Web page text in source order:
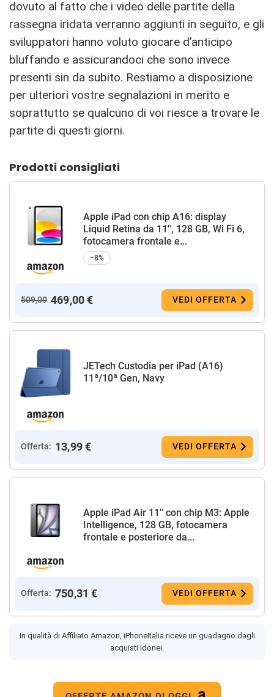
dovuto al fatto che i video delle partite della
rassegna iridata verranno aggiunti in seguito, e gli
sviluppatori hanno voluto giocare d’anticipo
bluffando e assicurandoci che sono invece
presenti sin da subito. Restiamo a disposizione
per ulteriori vostre segnalazioni in merito e
soprattutto se qualcuno di voi riesce a trovare le
partite di questi giorni.
Prodotti consigliati
Apple iPad con chip A16: display
Liquid Retina da 11'', 128 GB, Wi Fi 6,
fotocamera frontale e...
−8%
509,00 469,00 € VEDI OFFERTA
JETech Custodia per iPad (A16)
11ª/10ª Gen, Navy
Offerta: 13,99 € VEDI OFFERTA
Apple iPad Air 11'' con chip M3: Apple
Intelligence, 128 GB, fotocamera
frontale e posteriore da...
Offerta: 750,31 € VEDI OFFERTA
In qualità di Affiliato Amazon, iPhoneItalia riceve un guadagno dagli
acquisti idonei.